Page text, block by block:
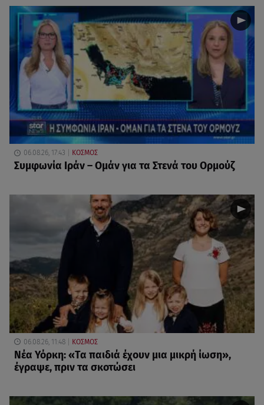
06.08.26, 17:43 ΚΟΣΜΟΣ
Συμφωνία Ιράν – Ομάν για τα Στενά του Ορμούζ
06.08.26, 11:48 ΚΟΣΜΟΣ
Νέα Υόρκη: «Τα παιδιά έχουν μια μικρή ίωση»,
έγραψε, πριν τα σκοτώσει